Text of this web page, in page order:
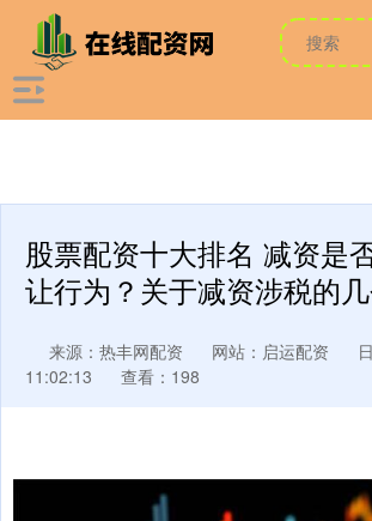
股票配资十大排名 减资是
让行为？关于减资涉税的
来源：热丰网配资 网站：启运配资
11:02:13
查看：198